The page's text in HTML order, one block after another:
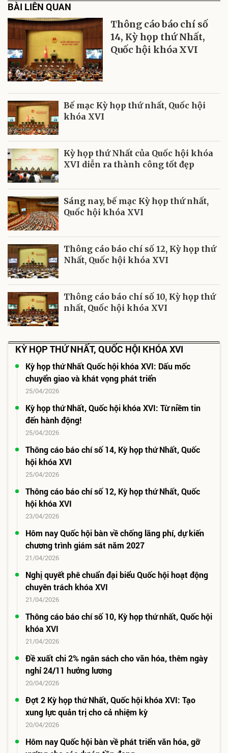
BÀI LIÊN QUAN
Thông cáo báo chí số
14, Kỳ họp thứ Nhất,
Quốc hội khóa XVI
Bế mạc Kỳ họp thứ nhất, Quốc hội
khóa XVI
Kỳ họp thứ Nhất của Quốc hội khóa
XVI diễn ra thành công tốt đẹp
Sáng nay, bế mạc Kỳ họp thứ nhất,
Quốc hội khóa XVI
Thông cáo báo chí số 12, Kỳ họp thứ
Nhất, Quốc hội khóa XVI
Thông cáo báo chí số 10, Kỳ họp thứ
nhất, Quốc hội khóa XVI
KỲ HỌP THỨ NHẤT, QUỐC HỘI KHÓA XVI
Kỳ họp thứ Nhất Quốc hội khóa XVI: Dấu mốc
chuyển giao và khát vọng phát triển
25/04/2026
Kỳ họp thứ Nhất, Quốc hội khóa XVI: Từ niềm tin
đến hành động!
25/04/2026
Thông cáo báo chí số 14, Kỳ họp thứ Nhất, Quốc
hội khóa XVI
25/04/2026
Thông cáo báo chí số 12, Kỳ họp thứ Nhất, Quốc
hội khóa XVI
23/04/2026
Hôm nay Quốc hội bàn về chống lãng phí, dự kiến
chương trình giám sát năm 2027
21/04/2026
Nghị quyết phê chuẩn đại biểu Quốc hội hoạt động
chuyên trách khóa XVI
21/04/2026
Thông cáo báo chí số 10, Kỳ họp thứ nhất, Quốc hội
khóa XVI
21/04/2026
Đề xuất chi 2% ngân sách cho văn hóa, thêm ngày
nghỉ 24/11 hưởng lương
20/04/2026
Đợt 2 Kỳ họp thứ Nhất, Quốc hội khóa XVI: Tạo
xung lực quản trị cho cả nhiệm kỳ
20/04/2026
Hôm nay Quốc hội bàn về phát triển văn hóa, gỡ